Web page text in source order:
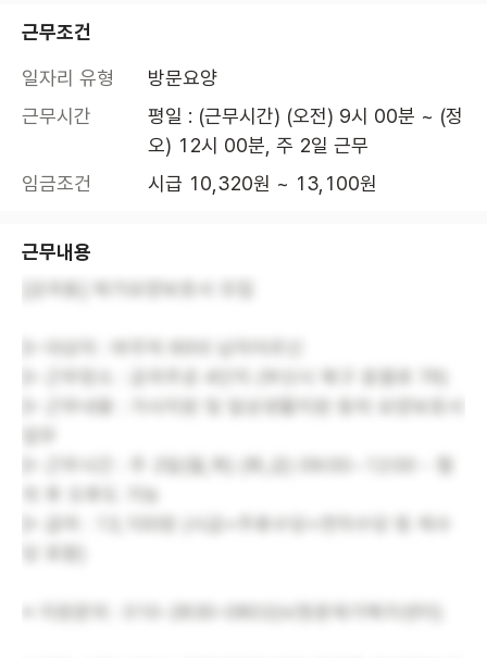
근무조건
일자리 유형
방문요양
근무시간
평일 : (근무시간) (오전) 9시 00분 ~ (정
오) 12시 00분, 주 2일 근무
임금조건
시급 10,320원 ~ 13,100원
근무내용